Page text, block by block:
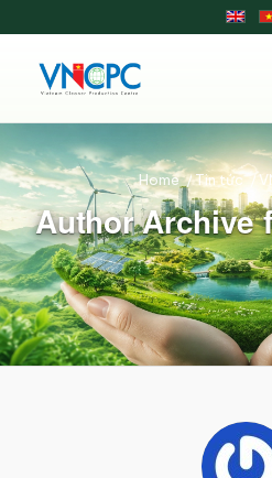
Author Archive
Home /Tin tức /